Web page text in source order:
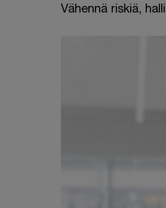
Vähennä riskiä,